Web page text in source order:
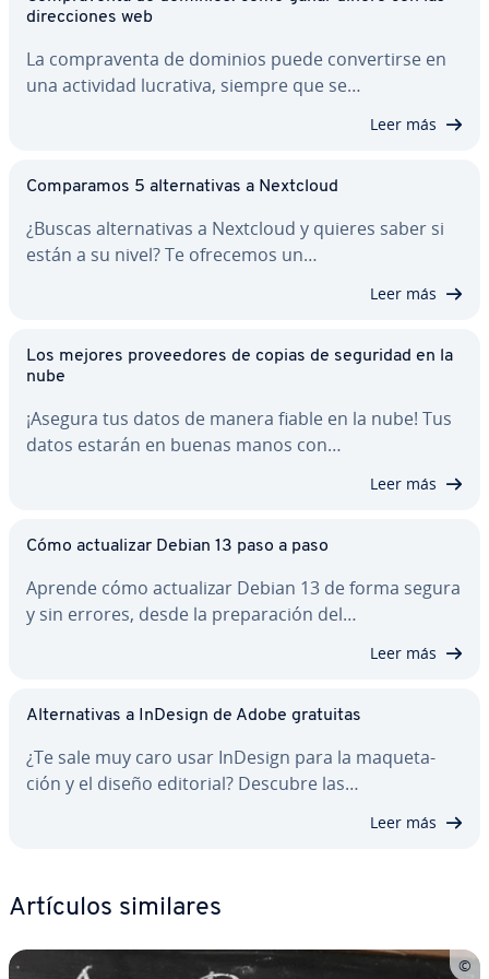
di­re­c­cio­nes web
La co­m­pra­ve­n­ta de dominios puede co­n­ve­r­ti­r­se en
una actividad lucrativa, siempre que se…
Leer más
Co­m­pa­ra­mos 5 al­te­r­na­ti­vas a Nextcloud
¿Buscas al­te­r­na­ti­vas a Nextcloud y quieres saber si
están a su nivel? Te ofrecemos un…
Leer más
Los mejores pro­vee­do­res de copias de seguridad en la
nube
¡Asegura tus datos de manera fiable en la nube! Tus
datos estarán en buenas manos con…
Leer más
Cómo ac­tua­li­zar Debian 13 paso a paso
Aprende cómo ac­tua­li­zar Debian 13 de forma segura
y sin errores, desde la pre­pa­ra­ción del…
Leer más
Al­te­r­na­ti­vas a InDesign de Adobe gratuitas
¿Te sale muy caro usar InDesign para la ma­que­ta­
ción y el diseño editorial? Descubre las…
Leer más
Artículos similares